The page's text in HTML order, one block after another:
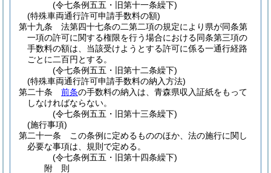
(令七条例五五・旧第十一条繰下)
(特殊車両通行許可申請手数料の額)
第十九条
法第四十七条の二第二項の規定により県が同条第
一項の許可に関する権限を行う場合における同条第三項の
手数料の額は、当該受けようとする許可に係る一通行経路
ごとに二百円とする。
(令七条例五五・旧第十二条繰下)
(特殊車両通行許可申請手数料の納入方法)
第二十条
前条の手数料の納入は、青森県収入証紙をもって
しなければならない。
(令七条例五五・旧第十三条繰下)
(施行事項)
第二十一条
この条例に定めるもののほか、法の施行に関し
必要な事項は、規則で定める。
(令七条例五五・旧第十四条繰下)
附 則